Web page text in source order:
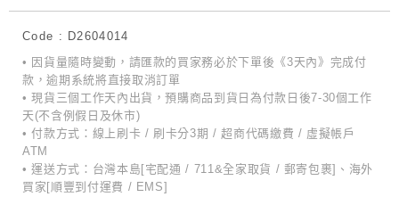
Code : D2604014
• 因貨量隨時變動，請匯款的買家務必於下單後《3天內》完成付
款，逾期系統將直接取消訂單
• 現貨三個工作天內出貨，預購商品到貨日為付款日後7-30個工作
天(不含例假日及休市)
• 付款方式：線上刷卡 / 刷卡分3期 / 超商代碼繳費 / 虛擬帳戶
ATM
• 運送方式：台灣本島[宅配通 / 711&全家取貨 / 郵寄包裹]、海外
買家[順豐到付運費 / EMS]